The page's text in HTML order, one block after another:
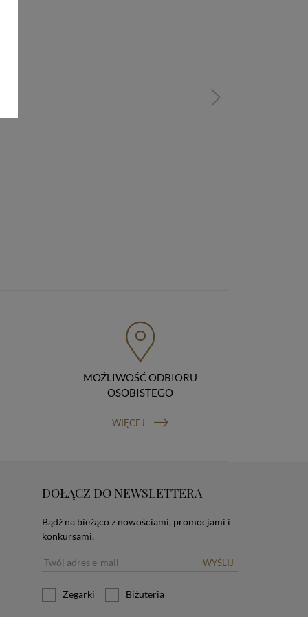
MOŹLIWOŚĆ ODBIORU
OSOBISTEGO
WIĘCEJ
DOŁĄCZ DO NEWSLETTERA
Bądź na bieżąco z nowościami, promocjami i
konkursami.
WYŚLIJ
Zegarki Biżuteria